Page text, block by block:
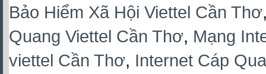
Bảo Hiểm Xã Hội Viettel Cần Thơ
Quang Viettel Cần Thơ, Mạng
viettel Cần Thơ, Internet Cáp